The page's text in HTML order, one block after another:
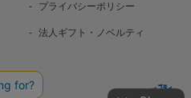
プライバシーポリシー
法人ギフト・ノベルティ